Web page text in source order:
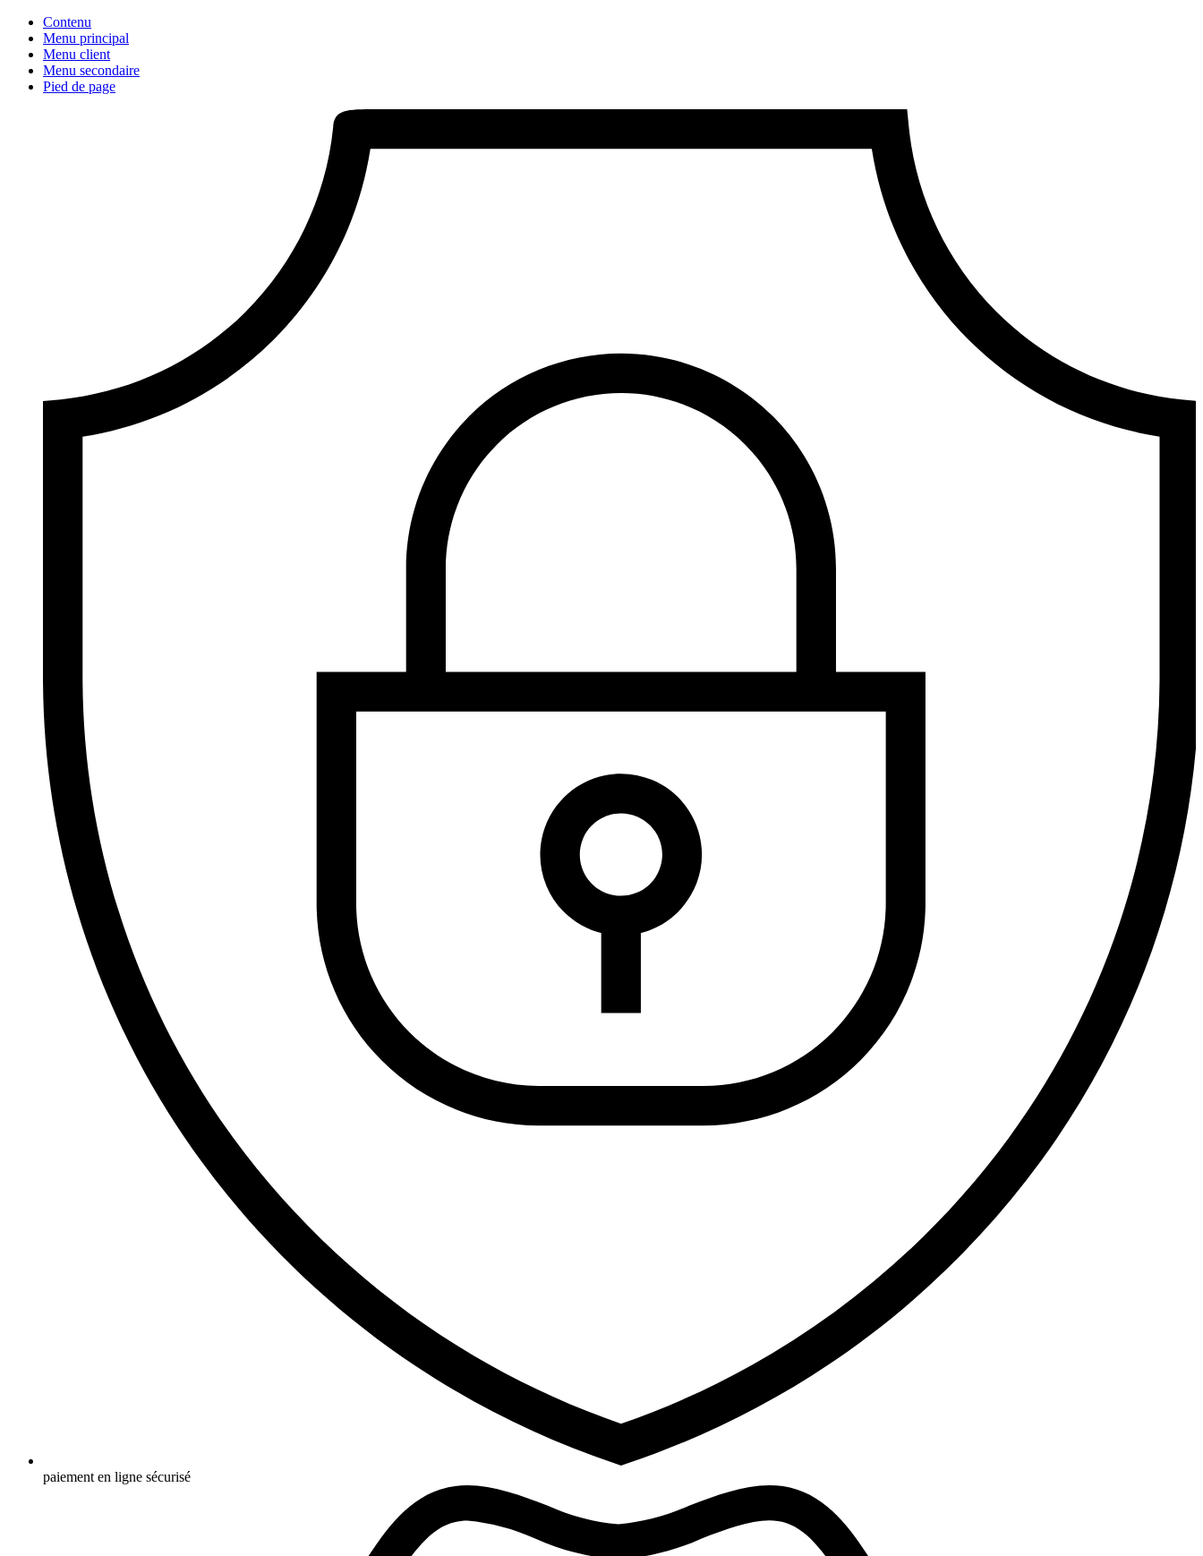
Contenu
Menu principal
Menu client
Menu secondaire
Pied de page
paiement en ligne sécurisé